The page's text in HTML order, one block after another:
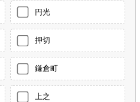
円光
押切
鎌倉町
上之